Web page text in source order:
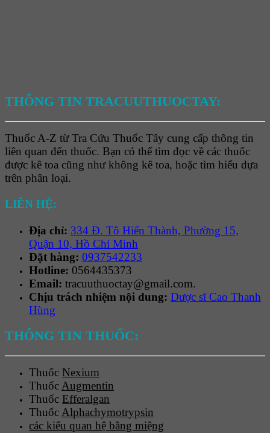
THÔNG TIN TRACUUTHUOCTAY:
Thuốc A-Z từ Tra Cứu Thuốc Tây cung cấp thông tin
liên quan đến thuốc. Bạn có thể tìm đọc về các thuốc
được kê toa cũng như không kê toa, hoặc tìm hiểu dựa
trên phân loại.
LIÊN HỆ:
Địa chỉ: 334 Đ. Tô Hiến Thành, Phường 15,
Quận 10, Hồ Chí Minh
Đặt hàng: 0937542233
Hotline: 0564435373
Email: tracuuthuoctay@gmail.com.
Chịu trách nhiệm nội dung: Dược sĩ Cao Thanh
Hùng
THÔNG TIN THUỐC:
Thuốc Nexium
Thuốc Augmentin
Thuốc Efferalgan
Thuốc Alphachymotrypsin
các kiểu quan hệ bằng miệng